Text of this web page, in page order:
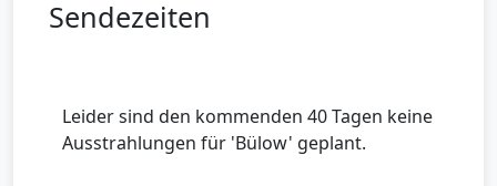
Sendezeiten
Leider sind den kommenden 40 Tagen keine
Ausstrahlungen für 'Bülow' geplant.